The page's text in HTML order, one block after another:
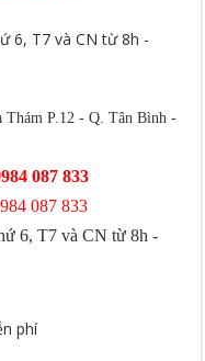
6, T7 và CN từ 8h -
Thám P.12 - Q. Tân Bình -
087 833
087 833
6, T7 và CN từ 8h -
phí